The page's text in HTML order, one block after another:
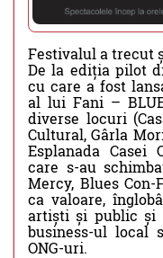
Festivalul a trecut
De la ediția pilot
cu care a fost
al lui Fani –
diverse locuri
Cultural, Gârla
Esplanada
care s-au
Mercy, Blues
ca valoare,
artiști și public și
business-ul local
ONG-uri.